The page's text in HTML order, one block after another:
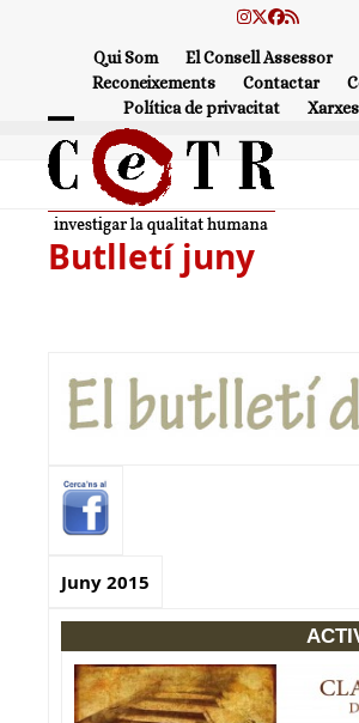
Instagram
Twitter
Facebook
RSS
Qui Som El Consell Assessor
Reconeixements
Contactar
Política de privacitat
Open
mobile
menu
Close
mobile
menu
Butlletí juny
Juny 2015